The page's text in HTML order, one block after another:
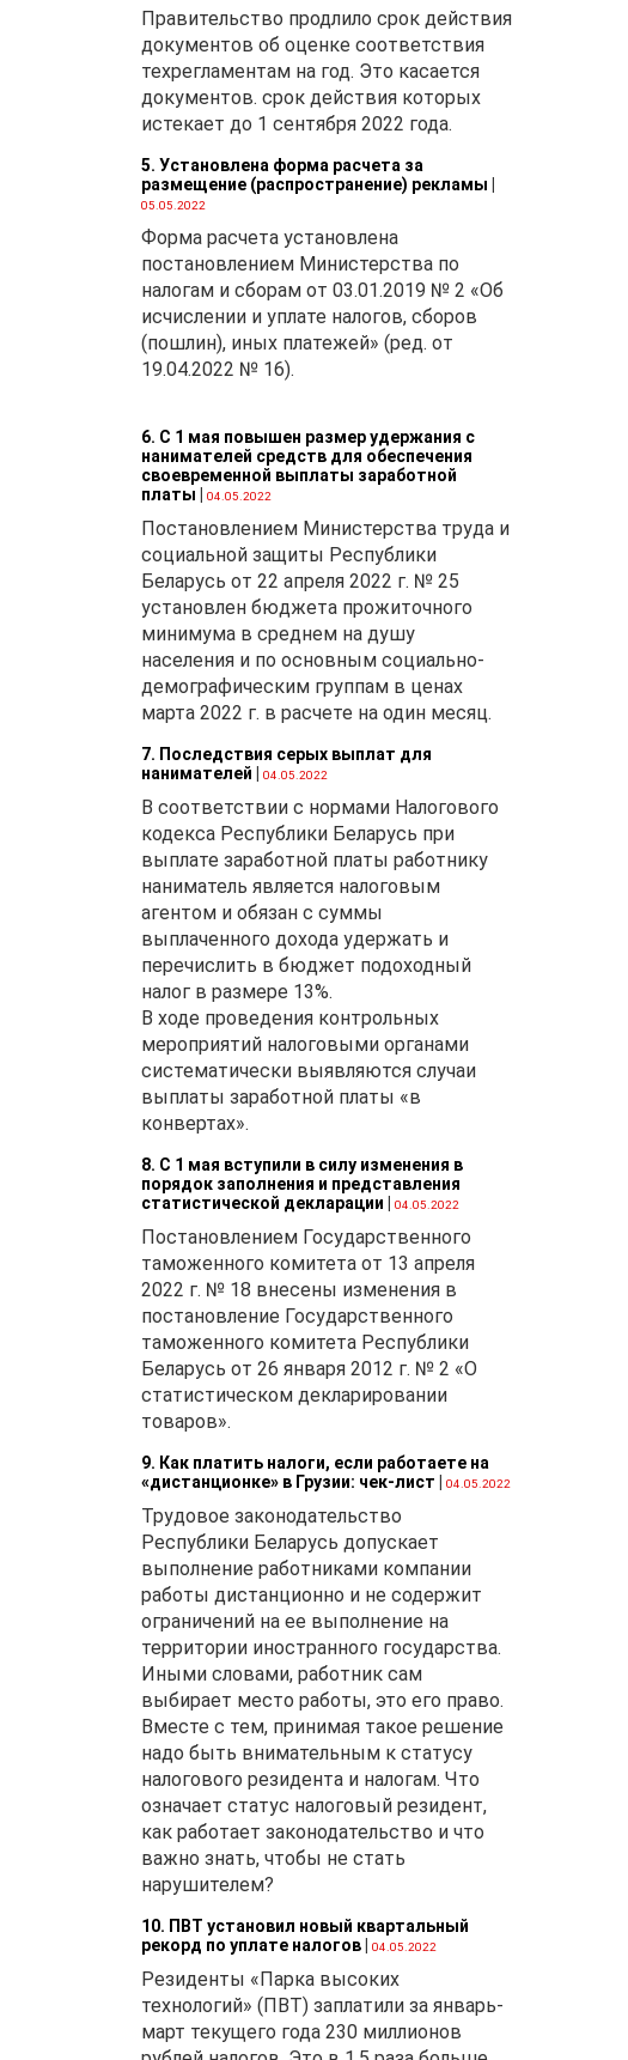
Правительство продлило срок действия
документов об оценке соответствия
техрегламентам на год. Это касается
документов. срок действия которых
истекает до 1 сентября 2022 года.
5. Установлена форма расчета за
размещение (распространение) рекламы
05.05.2022
Форма расчета установлена
постановлением Министерства по
налогам и сборам от 03.01.2019 № 2 «Об
исчислении и уплате налогов, сборов
(пошлин), иных платежей» (ред. от
19.04.2022 № 16).
6. С 1 мая повышен размер удержания с
нанимателей средств для обеспечения
своевременной выплаты заработной
платы
04.05.2022
Постановлением Министерства труда и
социальной защиты Республики
Беларусь от 22 апреля 2022 г. № 25
установлен бюджета прожиточного
минимума в среднем на душу
населения и по основным социально-
демографическим группам в ценах
марта 2022 г. в расчете на один месяц.
7. Последствия серых выплат для
нанимателей
04.05.2022
В соответствии с нормами Налогового
кодекса Республики Беларусь при
выплате заработной платы работнику
наниматель является налоговым
агентом и обязан с суммы
выплаченного дохода удержать и
перечислить в бюджет подоходный
налог в размере 13%.
В ходе проведения контрольных
мероприятий налоговыми органами
систематически выявляются случаи
выплаты заработной платы «в
конвертах».
8. С 1 мая вступили в силу изменения в
порядок заполнения и представления
статистической декларации
04.05.2022
Постановлением Государственного
таможенного комитета от 13 апреля
2022 г. № 18 внесены изменения в
постановление Государственного
таможенного комитета Республики
Беларусь от 26 января 2012 г. № 2 «О
статистическом декларировании
товаров».
9. Как платить налоги, если работаете на
«дистанционке» в Грузии: чек-лист
04.05.2022
Трудовое законодательство
Республики Беларусь допускает
выполнение работниками компании
работы дистанционно и не содержит
ограничений на ее выполнение на
территории иностранного государства.
Иными словами, работник сам
выбирает место работы, это его право.
Вместе с тем, принимая такое решение
надо быть внимательным к статусу
налогового резидента и налогам. Что
означает статус налоговый резидент,
как работает законодательство и что
важно знать, чтобы не стать
нарушителем?
10. ПВТ установил новый квартальный
рекорд по уплате налогов| 04.05.2022
Резиденты «Парка высоких
технологий» (ПВТ) заплатили за январь-
март текущего года 230 миллионов